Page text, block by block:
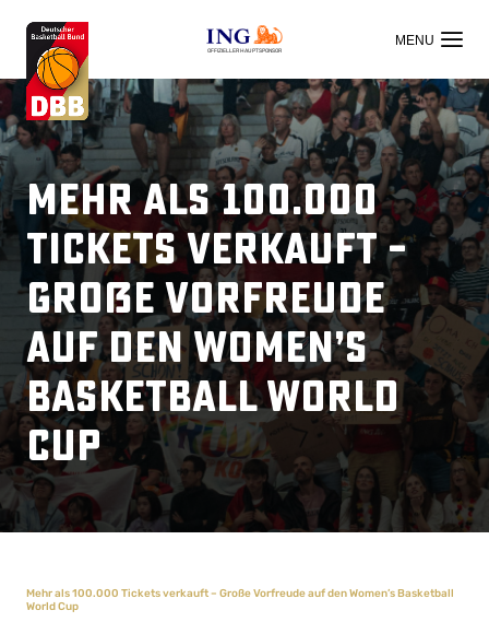
OFFIZIELLER HAUPTSPONSOR
Mehr als 100.000
Tickets verkauft –
Große Vorfreude
auf den Women’s
Basketball World
Cup
Mehr als 100.000 Tickets verkauft – Große Vorfreude auf den Women’s Basketball
World Cup